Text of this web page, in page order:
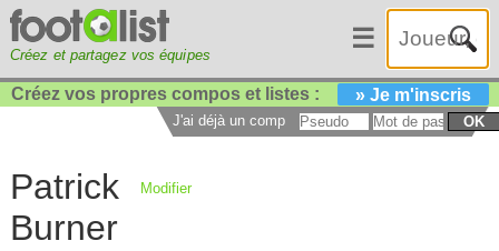
Créez et partagez vos équipes
☰
Créez vos propres compos et listes : » Je m'inscris
J'ai déjà un compte : OK
Patrick
Burner
Modifier